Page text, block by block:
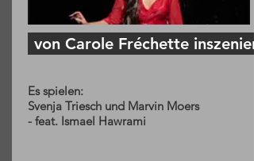
von Carole Fréchette
Es spielen:
Svenja Triesch und Marvin Moers
- feat. Ismael Hawrami